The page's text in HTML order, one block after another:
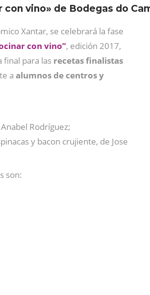
vino» de Bodegas do
Xantar, se celebrará la fase
con vino”, edición 2017,
final para las recetas finalistas
a alumnos de centros y
Rodríguez;
y bacon crujiente, de Jose
son: